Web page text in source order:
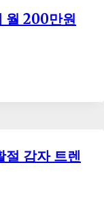
월 200만원
절 감자 트렌